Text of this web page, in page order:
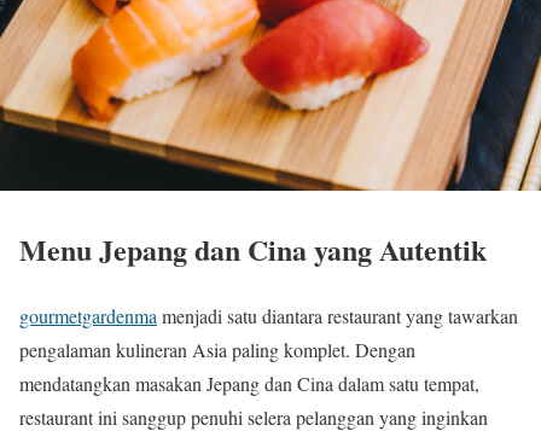
Menu Jepang dan Cina yang Autentik
gourmetgardenma menjadi satu diantara restaurant yang tawarkan
pengalaman kulineran Asia paling komplet. Dengan
mendatangkan masakan Jepang dan Cina dalam satu tempat,
restaurant ini sanggup penuhi selera pelanggan yang inginkan